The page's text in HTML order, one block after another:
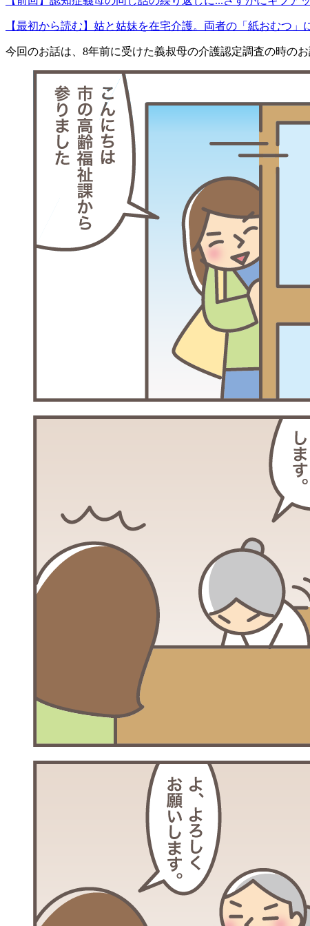
【最初から読む】姑と姑妹を在宅介護。両者の「紙おむつ
今回のお話は、8年前に受けた義叔母の介護認定調査の時のお